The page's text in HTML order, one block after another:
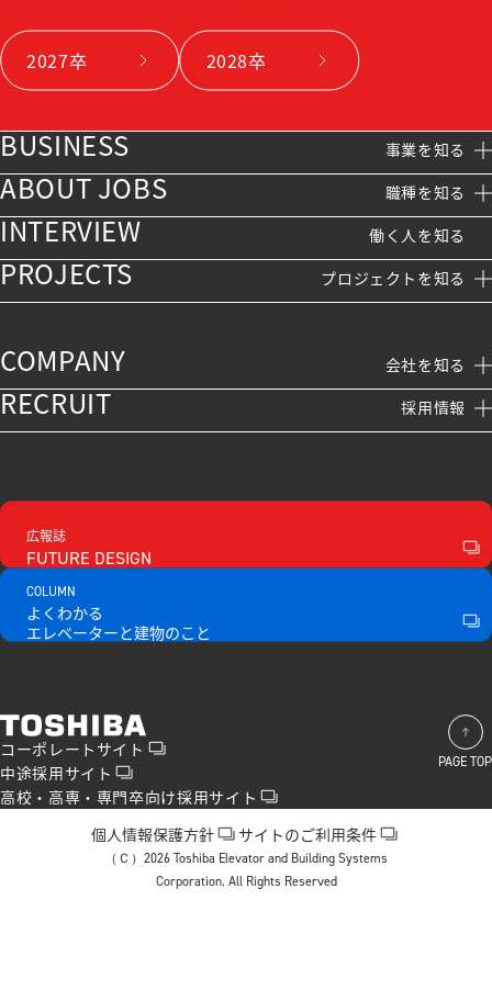
2027卒 2028卒
コーポレートサイト
コーポレートサイト
中途採用サイト
中途採用サイト
高校・高専・専門卒向け採用サイト
高校・高専・専門卒向け採用サイト
BUSINESS
BUSINESS
事業を知る
事業を知る
ABOUT JOBS
ABOUT JOBS
職種を知る
職種を知る
INTERVIEW
INTERVIEW
働く人を知る
働く人を知る
PROJECTS
PROJECTS
プロジェクトを知る
プロジェクトを知る
COMPANY
COMPANY
会社を知る
会社を知る
会社概要
会社概要
RECRUIT
RECRUIT
採用情報
採用情報
広報誌
FUTURE DESIGN
COLUMN
よくわかる
エレベーターと建物のこと
PAGE TOP
個人情報保護方針
個人情報保護方針
サイトのご利用条件
サイトのご利用条件
（Ｃ）2026 Toshiba Elevator and Building Systems
Corporation. All Rights Reserved